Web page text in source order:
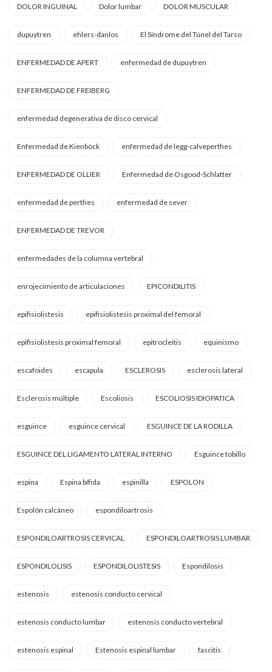
DOLOR INGUINAL Dolor lumbar DOLOR MUSCULAR
dupuytren ehlers-danlos El Síndrome del Túnel del Tarso
ENFERMEDAD DE APERT enfermedad de dupuytren
ENFERMEDAD DE FREIBERG
enfermedad degenerativa de disco cervical
Enfermedad de Kienböck enfermedad de legg-calveperthes
ENFERMEDAD DE OLLIER Enfermedad de Osgood-Schlatter
enfermedad de perthes enfermedad de sever
ENFERMEDAD DE TREVOR
enfermedades de la columna vertebral
enrojecimiento de articulaciones EPICONDILITIS
epifisiolistesis epifisiolistesis proximal del femoral
epifisiolistesis proximal femoral epitrocleitis equinismo
escafoides escapula ESCLEROSIS esclerosis lateral
Esclerosis múltiple Escoliosis ESCOLIOSIS IDIOPATICA
esguince esguince cervical ESGUINCE DE LA RODILLA
ESGUINCE DEL LIGAMENTO LATERAL INTERNO Esguince tobillo
espina Espina bífida espinilla ESPOLON
Espolón calcáneo espondiloartrosis
ESPONDILOARTROSIS CERVICAL ESPONDILOARTROSIS LUMBAR
ESPONDILOLISIS ESPONDILOLISTESIS Espondilosis
estenosis estenosis conducto cervical
estenosis conducto lumbar estenosis conducto vertebral
estenosis espinal Estenosis espinal lumbar fascitis